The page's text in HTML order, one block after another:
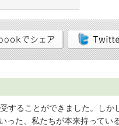
することができました。しか
った、私たちが本来持ってい